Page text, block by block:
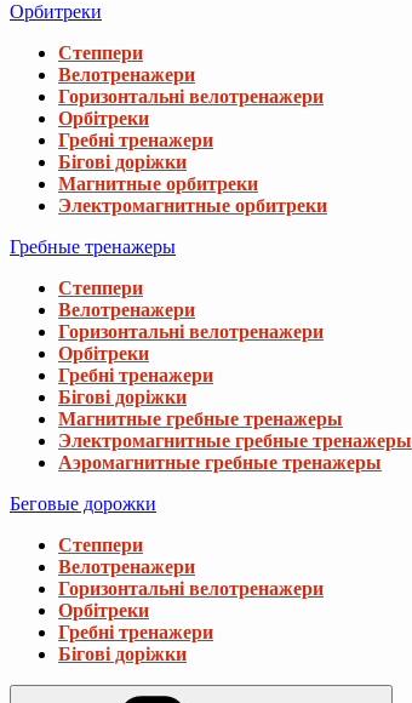
Орбитреки
Степпери
Велотренажери
Горизонтальні велотренажери
Орбітреки
Гребні тренажери
Бігові доріжки
Магнитные орбитреки
Электромагнитные орбитреки
Гребные тренажеры
Степпери
Велотренажери
Горизонтальні велотренажери
Орбітреки
Гребні тренажери
Бігові доріжки
Магнитные гребные тренажеры
Электромагнитные гребные тренажеры
Аэромагнитные гребные тренажеры
Беговые дорожки
Степпери
Велотренажери
Горизонтальні велотренажери
Орбітреки
Гребні тренажери
Бігові доріжки